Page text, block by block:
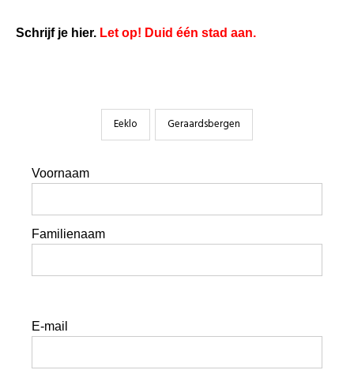
Schrijf je hier. Let op! Duid één stad aan.
Eeklo Geraardsbergen
Voornaam
Familienaam
E-mail